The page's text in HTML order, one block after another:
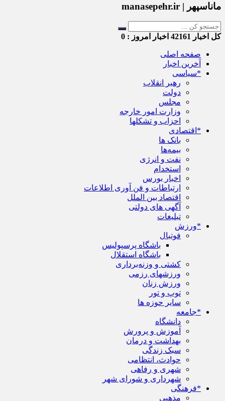
ماناسپهر | manasepehr.ir
کل اخبار اخبار امروز : 0
صفحه اصلی
آخرین اخبار
*سیاسی
رهبر انقلاب
دولت
مجلس
وزارت امور خارجه
احزاب و تشکلها
*اقتصادی
بانک ها
بیمه‌ها
نفت و انرژی
استخدام
اخبار بورس
ارتباطات و فن آوری اطلاعات
اقتصاد بین الملل
آگهی های دولتی
تبلیغات
*ورزش
فوتبال
باشگاه پرسپولیس
باشگاه استقلال
کشتی و وزنه‌برداری
ورزشهای رزمی
ورزش زنان
توپ و تور
سایر حوزه ها
*جامعه
دانشگاه
آموزش و پرورش
بهداشت و درمان
سبک زندگی
حوادث، انتظامی
شهری و رفاهی
شهرداری و شورای شهر
*فرهنگی
مذهبی